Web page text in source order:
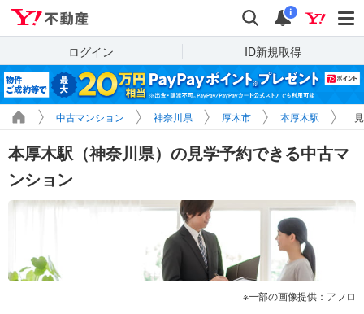
検索 通知
i
ログイン ID新規取得
中古マンション 神奈川県 厚木市 本厚木駅
本厚木駅（神奈川県）の見学予約できる中古マ
ンション
一部の画像提供：アフロ